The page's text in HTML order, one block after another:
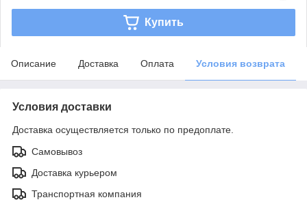
Купить
Описание Доставка Оплата Условия возврата
Условия доставки
Доставка осуществляется только по предоплате.
Самовывоз
Доставка курьером
Транспортная компания